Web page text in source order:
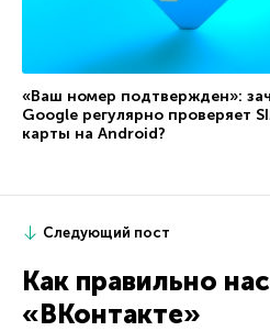
«Ваш номер подтвержден»:
Google регулярно проверяет
карты на Android?
Следующий пост
Как правильно
«ВКонтакте»